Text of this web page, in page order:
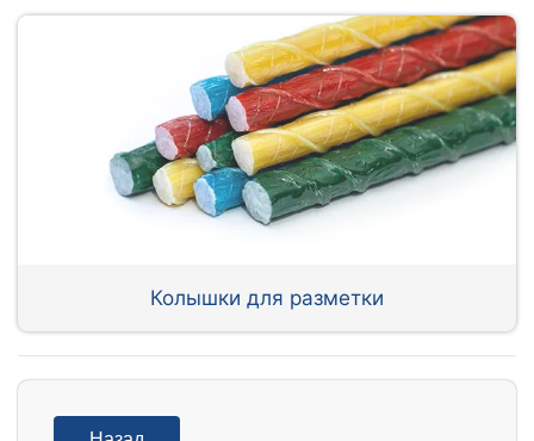
Колышки для разметки